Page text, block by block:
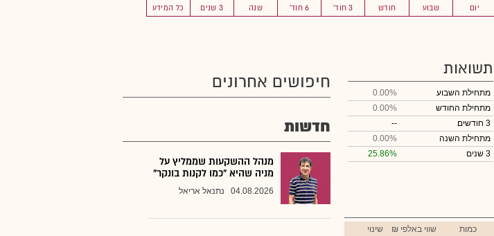
יום שבוע חודש 3 חוד' 6 חוד' שנה 3 שנים כל המידע
תשואות
מתחילת השבוע
0.00%
מתחילת החודש
0.00%
3 חודשים
--
מתחילת השנה
0.00%
3 שנים
25.86%
כמות ₪ שווי באלפי
שינוי
חיפושים אחרונים
חדשות
מנהל ההשקעות שממליץ על
מניה שהיא "כמו לקנות בונקר"
04.08.2026 נתנאל אריאל